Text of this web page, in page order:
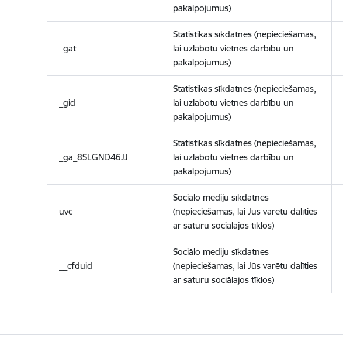
pakalpojumus)
_gat
Statistikas sīkdatnes (nepieciešamas,
lai uzlabotu vietnes darbību un
pakalpojumus)
_gid
Statistikas sīkdatnes (nepieciešamas,
lai uzlabotu vietnes darbību un
pakalpojumus)
_ga_8SLGND46JJ
Statistikas sīkdatnes (nepieciešamas,
lai uzlabotu vietnes darbību un
pakalpojumus)
uvc
Sociālo mediju sīkdatnes
(nepieciešamas, lai Jūs varētu dalīties
ar saturu sociālajos tīklos)
__cfduid
Sociālo mediju sīkdatnes
(nepieciešamas, lai Jūs varētu dalīties
ar saturu sociālajos tīklos)